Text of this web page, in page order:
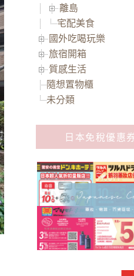
離島
宅配美食
國外吃喝玩樂
旅宿開箱
質感生活
隨想置物櫃
未分類
日本免稅優惠